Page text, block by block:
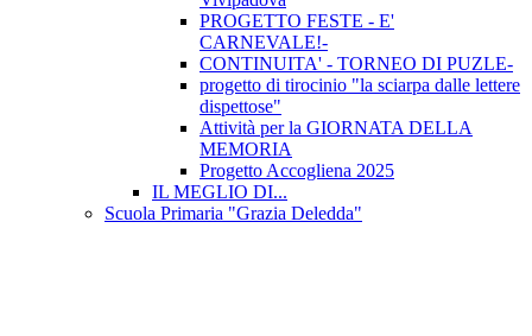
PROGETTO FESTE - E'
CARNEVALE!-
CONTINUITA' - TORNEO DI PUZLE-
progetto di tirocinio "la sciarpa dalle lettere
dispettose"
Attività per la GIORNATA DELLA
MEMORIA
Progetto Accogliena 2025
IL MEGLIO DI...
Scuola Primaria "Grazia Deledda"